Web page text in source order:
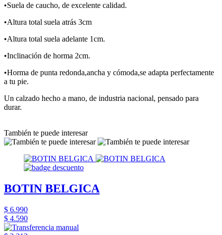
•Suela de caucho, de excelente calidad.
•Altura total suela atrás 3cm
•Altura total suela adelante 1cm.
•Inclinación de horma 2cm.
•Horma de punta redonda,ancha y cómoda,se adapta perfectamente
a tu pie.
Un calzado hecho a mano, de industria nacional, pensado para
durar.
También te puede interesar
BOTIN BELGICA
$ 6.990
$ 4.590